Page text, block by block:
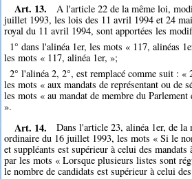
Art. 13.
A l'article 22 de la même loi,
juillet 1993, les lois des 11 avril 1994 et 24
royal du 11 avril 1994, sont apportées les
1° dans l'alinéa 1er, les mots « 117, alinéas
les mots « 117, alinéa 1er, »;
2° l'alinéa 2, 2°, est remplacé comme suit : «
les mots « aux mandats de représentant ou de
les mots « au mandat de membre du Parlement
».
Art. 14.
Dans l'article 23, alinéa 1er, de
ordinaire du 16 juillet 1993, les mots « Si le
et suppléants est supérieur à celui des
par les mots « Lorsque plusieurs listes sont
le nombre de candidats est supérieur à celui